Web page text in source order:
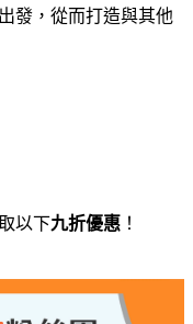
發，從而打造與其他
以下九折優惠 ！